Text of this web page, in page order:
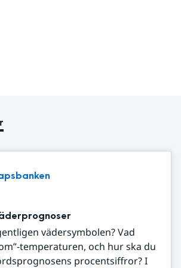
vädersymbolen? Vad
temperaturen, och hur ska du
procentsiffror? I